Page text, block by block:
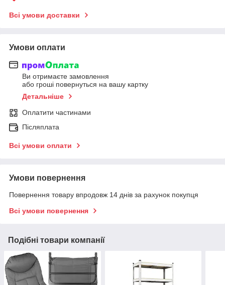
Всі умови доставки
Умови оплати
Ви отримаєте замовлення
або гроші повернуться на вашу картку
Детальніше
Оплатити частинами
Післяплата
Всі умови оплати
Умови повернення
Повернення товару впродовж 14 днів за рахунок покупця
Всі умови повернення
Подібні товари компанії